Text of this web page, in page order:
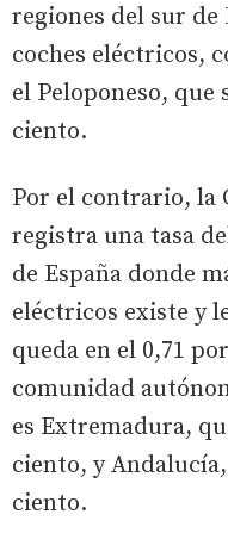
regiones del sur de
coches eléctricos,
el Peloponeso, que
ciento.
Por el contrario, la
registra una tasa
de España donde
eléctricos existe y
queda en el 0,71
comunidad
es Extremadura,
ciento, y
ciento.